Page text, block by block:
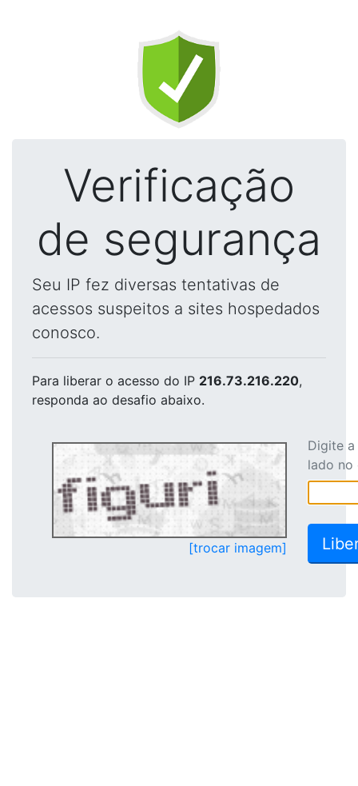
Verificação
de segurança
Seu IP fez diversas tentativas de
acessos suspeitos a sites hospedados
conosco.
Para liberar o acesso do IP 216.73.216.220,
responda ao desafio abaixo.
[trocar imagem]
Digite
lado no